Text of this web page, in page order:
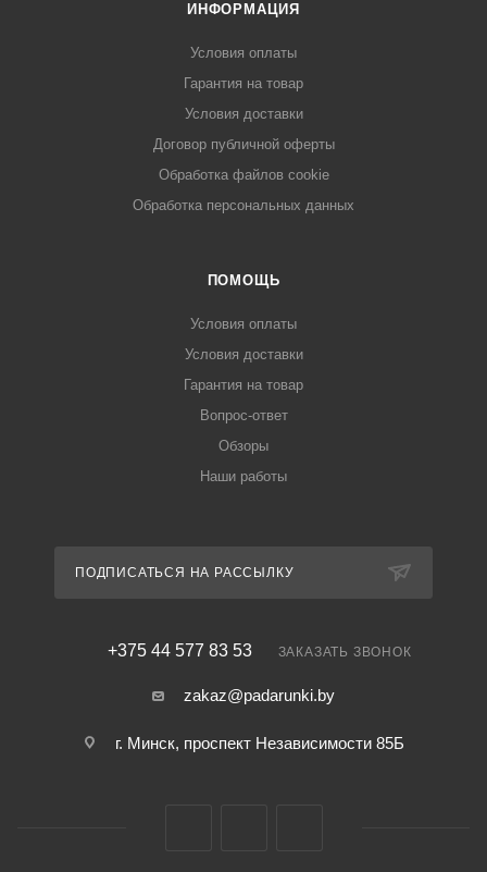
ИНФОРМАЦИЯ
Условия оплаты
Гарантия на товар
Условия доставки
Договор публичной оферты
Обработка файлов cookie
Обработка персональных данных
ПОМОЩЬ
Условия оплаты
Условия доставки
Гарантия на товар
Вопрос-ответ
Обзоры
Наши работы
ПОДПИСАТЬСЯ НА РАССЫЛКУ
+375 44 577 83 53 ЗАКАЗАТЬ ЗВОНОК
zakaz@padarunki.by
г. Минск, проспект Независимости 85Б